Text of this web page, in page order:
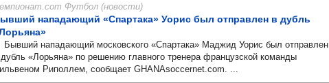
Футбол (новости)
нападающий «Спартака» Уорис был отправлен в дубль
нападающий московского «Спартака» Маджид Уорис был отправлен
«Лорьяна» по решению главного тренера французской команды
Риполлем, сообщает GHANAsoccernet.com. ...